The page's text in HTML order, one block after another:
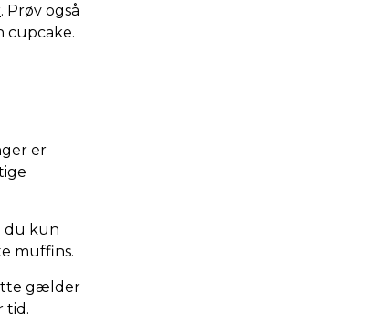
. Prøv også
cupcake.
er
du kun
muffins.
gælder
tid.